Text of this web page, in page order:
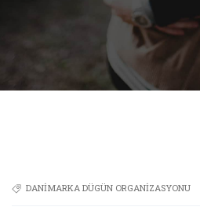
DANIMARKA DÜGÜN ORGANIZASYONU